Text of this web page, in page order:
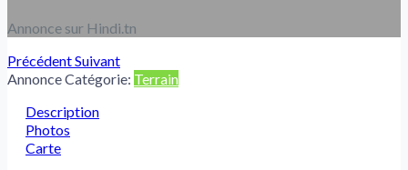
Annonce sur Hindi.tn
PrécédentSuivant
Annonce Catégorie: Terrain
Description
Photos
Carte